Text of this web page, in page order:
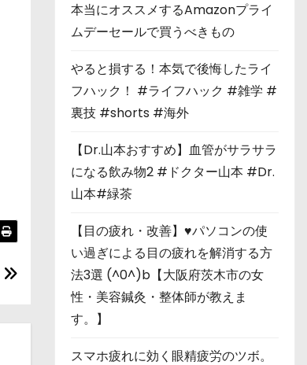
本当にオススメするAmazonプライ
ムデーセールで買うべきもの
やると損する！本気で後悔したライ
フハック！ #ライフハック #雑学 #
裏技 #shorts #海外
【Dr.山本おすすめ】血管がサラサラ
になる飲み物2 #ドクター山本 #Dr.
山本#緑茶
【目の疲れ・改善】♥パソコンの使
い過ぎによる目の疲れを解消する方
法3選 (^0^)b【大阪府茨木市の女
性・美容鍼灸・整体師が教えま
す。】
スマホ疲れに効く眼精疲労のツボ。